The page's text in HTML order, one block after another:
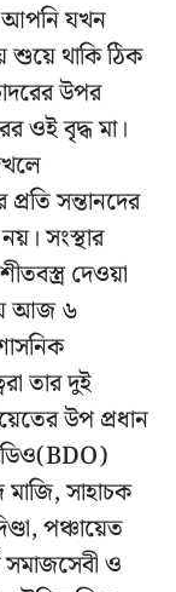
আপনি যখন
শুয়ে থাকি ঠিক
উপর
ওই বৃদ্ধ মা।
সন্তানদের
সংস্থার
দেওয়া
আজ ৬
তার দুই
উপ প্রধান
মাজি, সাহাচক
পঞ্চায়েত
সমাজসেবী ও